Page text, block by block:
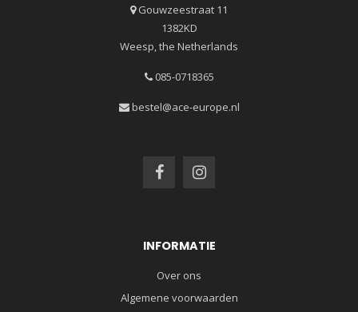
Gouwzeestraat 11
1382KD
Weesp, the Netherlands
085-0718365
bestel@ace-europe.nl
INFORMATIE
Over ons
Algemene voorwaarden